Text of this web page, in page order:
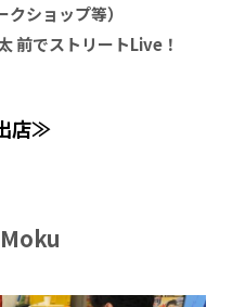
ショップ等）
前でストリートLive！
店≫